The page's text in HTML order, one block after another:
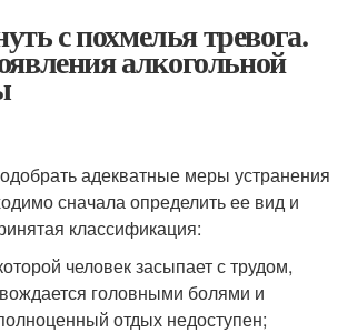
с похмелья тревога.
алкогольной
адекватные меры устранения
сначала определить ее вид и
классификация:
человек засыпает с трудом,
головными болями и
отдых недоступен;